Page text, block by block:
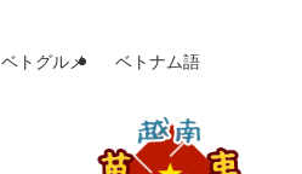
ベトグルメ ベトナム語